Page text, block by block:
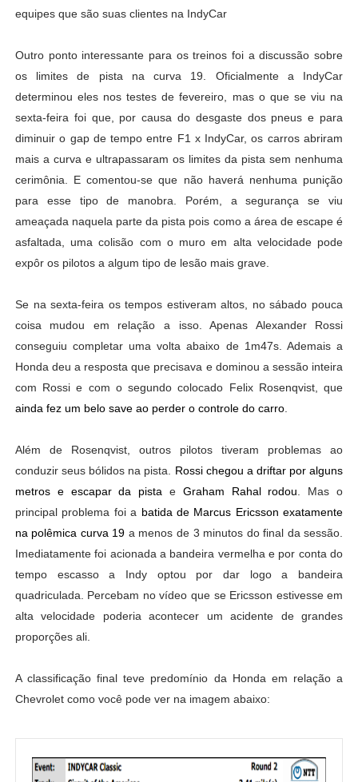
equipes que são suas clientes na IndyCar
Outro ponto interessante para os treinos foi a discussão sobre
os limites de pista na curva 19. Oficialmente a IndyCar
determinou eles nos testes de fevereiro, mas o que se viu na
sexta-feira foi que, por causa do desgaste dos pneus e para
diminuir o gap de tempo entre F1 x IndyCar, os carros abriram
mais a curva e ultrapassaram os limites da pista sem nenhuma
cerimônia. E comentou-se que não haverá nenhuma punição
para esse tipo de manobra. Porém, a segurança se viu
ameaçada naquela parte da pista pois como a área de escape é
asfaltada, uma colisão com o muro em alta velocidade pode
expôr os pilotos a algum tipo de lesão mais grave.
Se na sexta-feira os tempos estiveram altos, no sábado pouca
coisa mudou em relação a isso. Apenas Alexander Rossi
conseguiu completar uma volta abaixo de 1m47s. Ademais a
Honda deu a resposta que precisava e dominou a sessão inteira
com Rossi e com o segundo colocado Felix Rosenqvist, que
ainda fez um belo save ao perder o controle do carro.
Além de Rosenqvist, outros pilotos tiveram problemas ao
conduzir seus bólidos na pista. Rossi chegou a driftar por alguns
metros e escapar da pista e Graham Rahal rodou . Mas o
principal problema foi a batida de Marcus Ericsson exatamente
na polêmica curva 19 a menos de 3 minutos do final da sessão.
Imediatamente foi acionada a bandeira vermelha e por conta do
tempo escasso a Indy optou por dar logo a bandeira
quadriculada. Percebam no vídeo que se Ericsson estivesse em
alta velocidade poderia acontecer um acidente de grandes
proporções ali.
A classificação final teve predomínio da Honda em relação a
Chevrolet como você pode ver na imagem abaixo: